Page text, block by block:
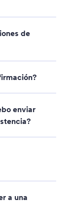
de
enviar
a una